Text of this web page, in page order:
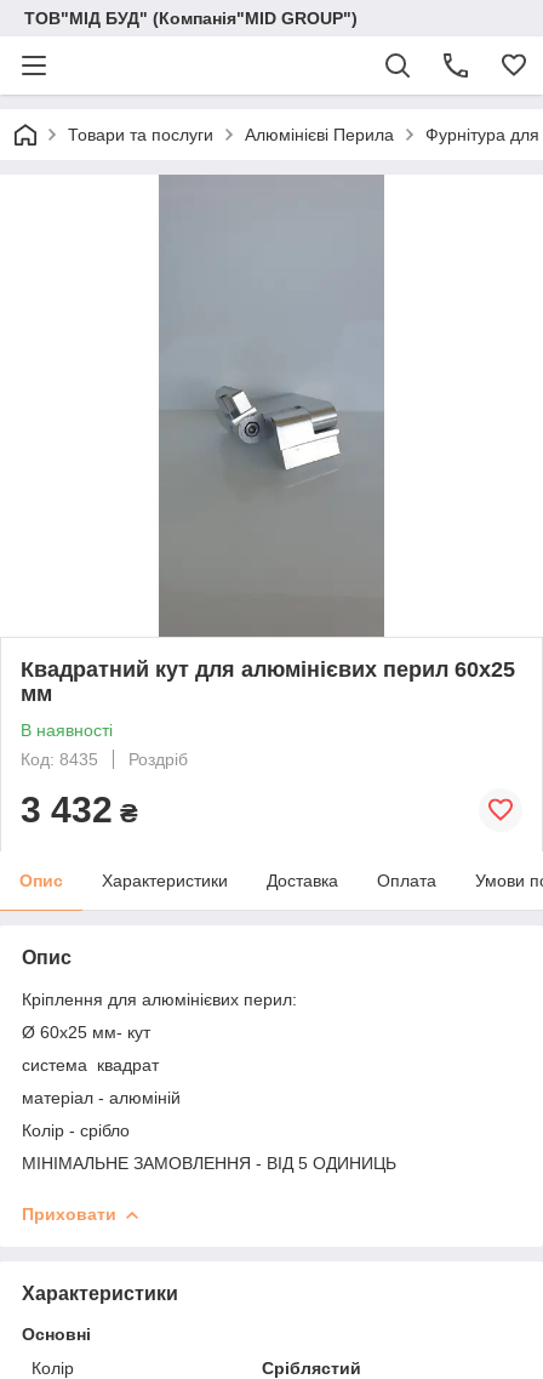
ТОВ"МІД БУД" (Компанія"MID GROUP")
Товари та послуги Алюмінієві Перила Фурнітура
Квадратний кут для алюмінієвих перил 60х25
мм
В наявності
Код: 8435
Роздріб
3 432 ₴
Опис Характеристики Доставка Оплата Умови
Опис
Кріплення для алюмінієвих перил:
Ø 60х25 мм- кут
cистема квадрат
матеріал - алюміній
Колір - срібло
МІНІМАЛЬНЕ ЗАМОВЛЕННЯ - ВІД 5 ОДИНИЦЬ
Приховати
Характеристики
Основні
Колір
Сріблястий